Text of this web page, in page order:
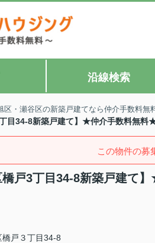
沿線検索
区・瀬谷区の新築戸建てなら仲介手数料無
目34-8新築戸建て】★仲介手数料無料
この物件の募
橋戸3丁目34-8新築戸建て
橋戸 ３丁目34-8